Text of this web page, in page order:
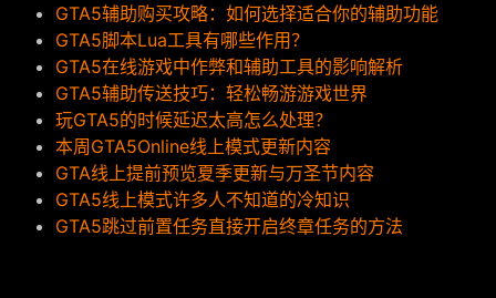
GTA5辅助购买攻略：如何选择适合你的辅助功能
GTA5脚本Lua工具有哪些作用？
GTA5在线游戏中作弊和辅助工具的影响解析
GTA5辅助传送技巧：轻松畅游游戏世界
玩GTA5的时候延迟太高怎么处理？
本周GTA5Online线上模式更新内容
GTA线上提前预览夏季更新与万圣节内容
GTA5线上模式许多人不知道的冷知识
GTA5跳过前置任务直接开启终章任务的方法